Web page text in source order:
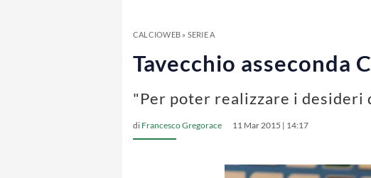
CALCIOWEB» SERIE A
Tavecchio asseconda
"Per poter realizzare i desideri
di Francesco Gregorace 11 Mar 2015 | 14:17